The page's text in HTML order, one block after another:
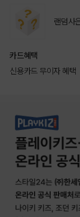
랜덤사
카드혜택
신용카드 무이자 혜택